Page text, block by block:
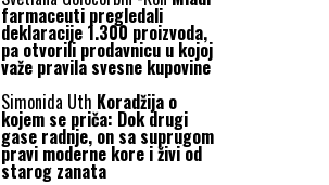
farmaceuti pregledali
deklaracije 1.300 proizvoda,
pa otvorili prodavnicu u kojoj
važe pravila svesne kupovine
Simonida Uth Koradžija o
kojem se priča: Dok drugi
gase radnje, on sa suprugom
pravi moderne kore i živi od
starog zanata